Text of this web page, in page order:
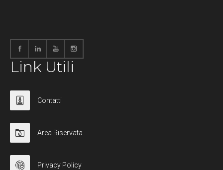
Link Utili
Contatti
Area Riservata
Privacy Policy